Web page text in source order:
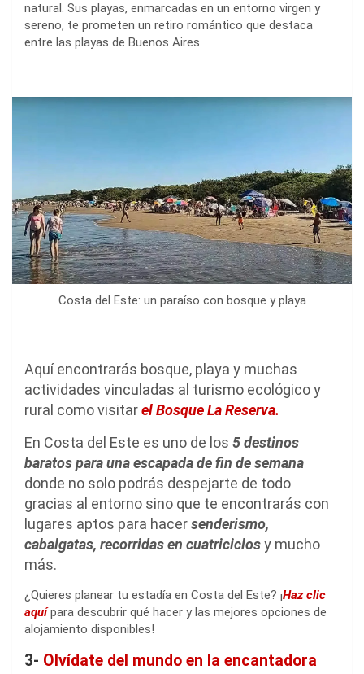
natural. Sus playas, enmarcadas en un entorno virgen y
sereno, te prometen un retiro romántico que destaca
entre las playas de Buenos Aires.
Costa del Este: un paraíso con bosque y playa
Aquí encontrarás bosque, playa y muchas
actividades vinculadas al turismo ecológico y
rural como visitarel Bosque La Reserva.
En Costa del Este es uno de los 5 destinos
baratos para una escapada de fin de semana
donde no solo podrás despejarte de todo
gracias al entorno sino que te encontrarás con
lugares aptos para hacersenderismo,
cabalgatas, recorridas en cuatriciclosy mucho
más.
¿Quieres planear tu estadía en Costa del Este? ¡Haz clic
aquípara descubrir qué hacer y las mejores opciones de
alojamiento disponibles!
3- Olvídate del mundo en la encantadora